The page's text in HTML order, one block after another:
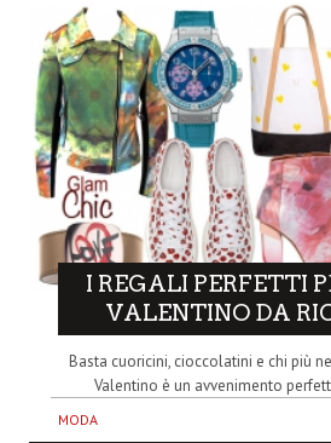
I REGALI PERFETTI
VALENTINO DA
Basta cuoricini, cioccolatini e chi più
Valentino è un avvenimento
MODA